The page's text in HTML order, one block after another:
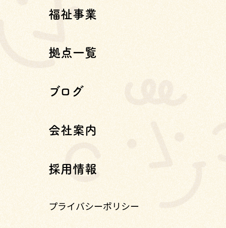
福祉事業
拠点一覧
ブログ
会社案内
採用情報
プライバシーポリシー